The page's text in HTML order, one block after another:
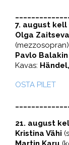
7. august kell
Olga Zaitseva
Pavlo Balakin
Kavas:
OSTA PILET
21. august
Kristina Vähi